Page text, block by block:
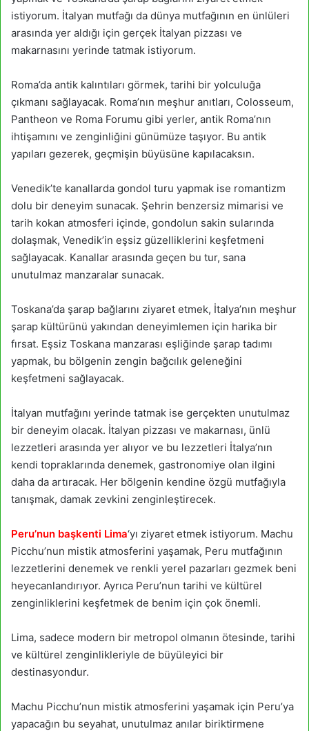
istiyorum. İtalyan mutfağı da dünya mutfağının en ünlüleri
arasında yer aldığı için gerçek İtalyan pizzası ve
makarnasını yerinde tatmak istiyorum.
Roma’da antik kalıntıları görmek, tarihi bir yolculuğa
çıkmanı sağlayacak. Roma’nın meşhur anıtları, Colosseum,
Pantheon ve Roma Forumu gibi yerler, antik Roma’nın
ihtişamını ve zenginliğini günümüze taşıyor. Bu antik
yapıları gezerek, geçmişin büyüsüne kapılacaksın.
Venedik’te kanallarda gondol turu yapmak ise romantizm
dolu bir deneyim sunacak. Şehrin benzersiz mimarisi ve
tarih kokan atmosferi içinde, gondolun sakin sularında
dolaşmak, Venedik’in eşsiz güzelliklerini keşfetmeni
sağlayacak. Kanallar arasında geçen bu tur, sana
unutulmaz manzaralar sunacak.
Toskana’da şarap bağlarını ziyaret etmek, İtalya’nın meşhur
şarap kültürünü yakından deneyimlemen için harika bir
fırsat. Eşsiz Toskana manzarası eşliğinde şarap tadımı
yapmak, bu bölgenin zengin bağcılık geleneğini
keşfetmeni sağlayacak.
İtalyan mutfağını yerinde tatmak ise gerçekten unutulmaz
bir deneyim olacak. İtalyan pizzası ve makarnası, ünlü
lezzetleri arasında yer alıyor ve bu lezzetleri İtalya’nın
kendi topraklarında denemek, gastronomiye olan ilgini
daha da artıracak. Her bölgenin kendine özgü mutfağıyla
tanışmak, damak zevkini zenginleştirecek.
Peru’nun başkenti Lima‘yı ziyaret etmek istiyorum. Machu
Picchu’nun mistik atmosferini yaşamak, Peru mutfağının
lezzetlerini denemek ve renkli yerel pazarları gezmek beni
heyecanlandırıyor. Ayrıca Peru’nun tarihi ve kültürel
zenginliklerini keşfetmek de benim için çok önemli.
Lima, sadece modern bir metropol olmanın ötesinde, tarihi
ve kültürel zenginlikleriyle de büyüleyici bir
destinasyondur.
Machu Picchu’nun mistik atmosferini yaşamak için Peru’ya
yapacağın bu seyahat, unutulmaz anılar biriktirmene